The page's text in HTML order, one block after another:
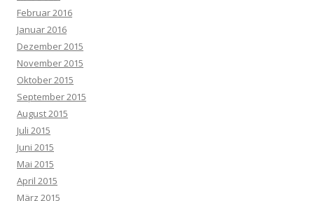
Februar 2016
Januar 2016
Dezember 2015
November 2015
Oktober 2015
September 2015
August 2015
Juli 2015
Juni 2015
Mai 2015
April 2015
März 2015